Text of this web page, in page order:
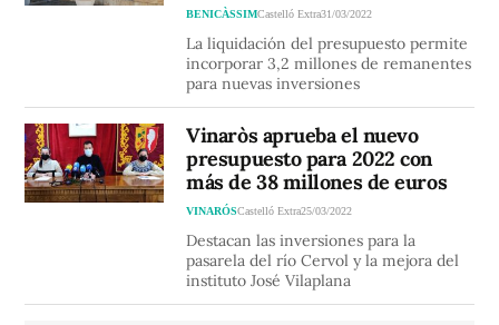
BENICÀSSIMCastelló Extra31/03/2022
La liquidación del presupuesto permite
incorporar 3,2 millones de remanentes
para nuevas inversiones
Vinaròs aprueba el nuevo
presupuesto para 2022 con
más de 38 millones de euros
VINARÓSCastelló Extra25/03/2022
Destacan las inversiones para la
pasarela del río Cervol y la mejora del
instituto José Vilaplana